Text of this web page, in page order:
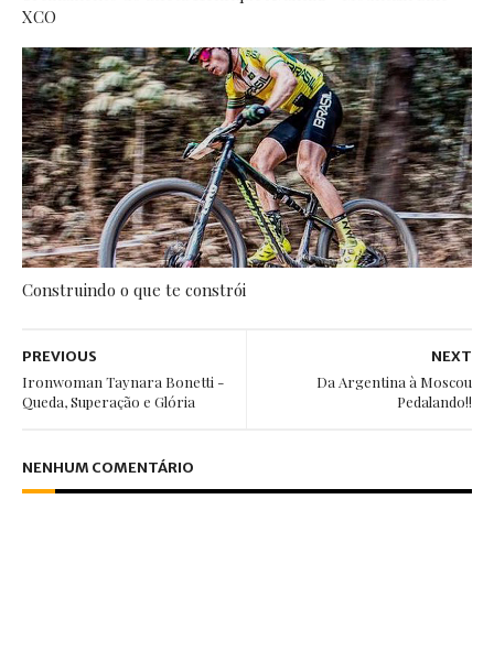
XCO
Construindo o que te constrói
NEXT
Da Argentina à Moscou
Pedalando!!
PREVIOUS
Ironwoman Taynara Bonetti -
Queda, Superação e Glória
NENHUM COMENTÁRIO